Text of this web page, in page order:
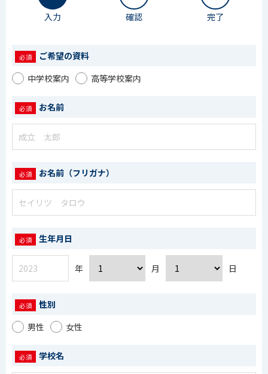
入力 確認 完了
ご希望の資料
中学校案内
高等学校案内
お名前
お名前（フリガナ）
生年月日
年 月 日
性別
男性
女性
学校名